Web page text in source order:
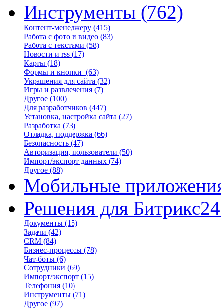
Инструменты (762)
Контент-менеджеру (415)
Работа с фото и видео (83)
Работа с текстами (58)
Новости и rss (17)
Карты (18)
Формы и кнопки (63)
Украшения для сайта (32)
Игры и развлечения (7)
Другое (100)
Для разработчиков (447)
Установка, настройка сайта (27)
Разработка (73)
Отладка, поддержка (66)
Безопасность (47)
Авторизация, пользователи (50)
Импорт/экспорт данных (74)
Другое (88)
Мобильные
Решения для Битрикс24
Документы (15)
Задачи (42)
CRM (84)
Бизнес-процессы (78)
Чат-боты (6)
Сотрудники (69)
Импорт/экспорт (15)
Телефония (10)
Инструменты (71)
Другое (97)